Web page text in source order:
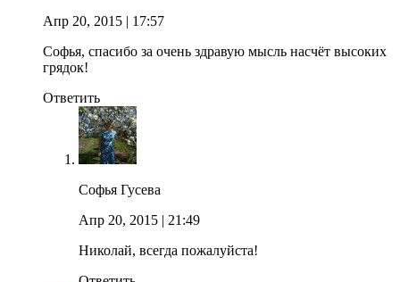
Апр 20, 2015 | 17:57
Софья, спасибо за очень здравую мысль насчёт высоких
грядок!
Ответить
Софья Гусева
Апр 20, 2015 | 21:49
Николай, всегда пожалуйста!